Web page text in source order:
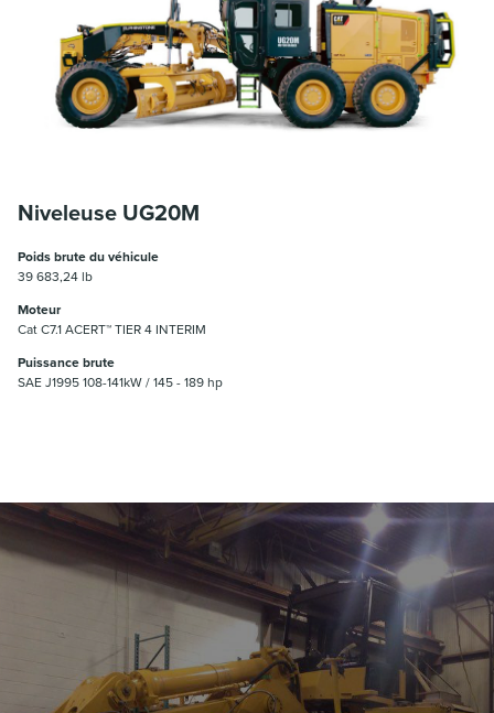
Niveleuse UG20M
Poids brute du véhicule
39 683,24 lb
Moteur
Cat C7.1 ACERT™ TIER 4 INTERIM
Puissance brute
SAE J1995 108-141kW / 145 - 189 hp